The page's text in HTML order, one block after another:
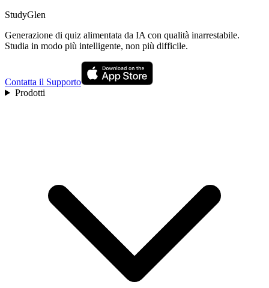
StudyGlen
Generazione di quiz alimentata da IA con qualità inarrestabile.
Studia in modo più intelligente, non più difficile.
Contatta il Supporto
Prodotti